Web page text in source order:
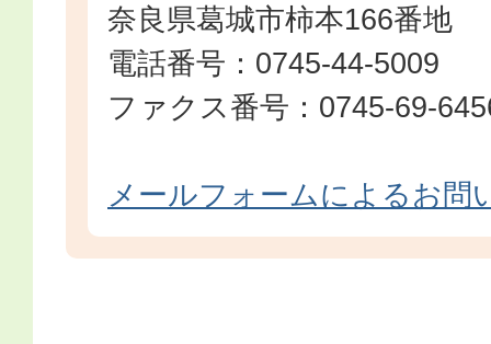
奈良県葛城市柿本166番地
電話番号：0745-44-5009
ファクス番号：0745-69-
メールフォームによるお問